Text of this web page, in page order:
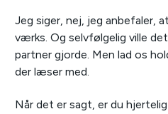
Jeg siger, nej, jeg anbefaler,
værks. Og selvfølgelig ville
partner gjorde. Men lad os
der læser med.
Når det er sagt, er du